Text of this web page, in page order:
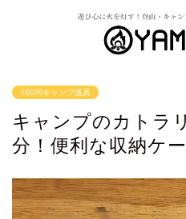
100均キャンプ道具
キャンプのカトラ
分！便利な収納ケ